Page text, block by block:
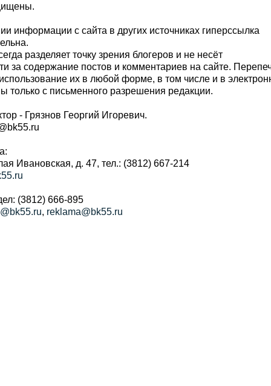
информации с сайта в других источниках гиперссылка
разделяет точку зрения блогеров и не несёт
за содержание постов и комментариев на сайте.
их в любой форме, в том числе и в
с письменного разрешения редакции.
- Грязнов Георгий Игоревич.
Ивановская, д. 47, тел.: (3812) 667-214
(3812) 666-895
, reklama@bk55.ru